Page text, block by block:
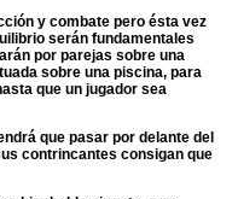
y combate pero ésta vez
serán fundamentales
por parejas sobre una
sobre una piscina, para
que un jugador sea
que pasar por delante del
contrincantes consigan que